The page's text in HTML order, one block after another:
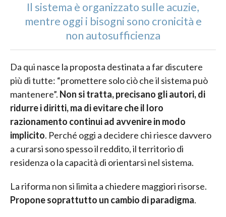
Il sistema è organizzato sulle acuzie,
mentre oggi i bisogni sono cronicità e
non autosufficienza
Da qui nasce la proposta destinata a far discutere
più di tutte: “promettere solo ciò che il sistema può
mantenere”. Non si tratta, precisano gli autori, di
ridurre i diritti, ma di evitare che il loro
razionamento continui ad avvenire in modo
implicito. Perché oggi a decidere chi riesce davvero
a curarsi sono spesso il reddito, il territorio di
residenza o la capacità di orientarsi nel sistema.
La riforma non si limita a chiedere maggiori risorse.
Propone soprattutto un cambio di paradigma.